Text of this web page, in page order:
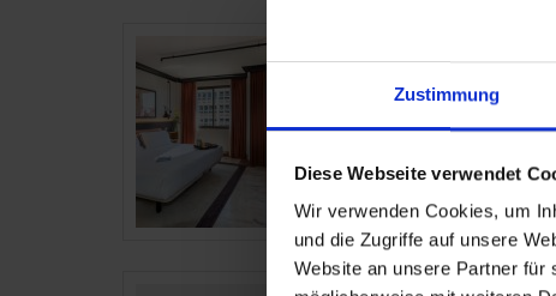
Zustimmung
Diese Webseite verwendet
Wir verwenden Cookies, um
und die Zugriffe auf unsere
Website an unsere Partner für
Spanien – Madrid
Madrid